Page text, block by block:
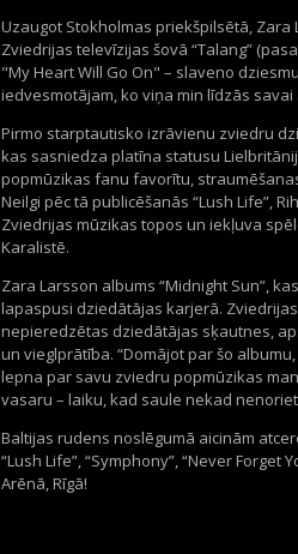
Uzaugot Stokholmas priekšpilsētā, Zara
Zviedrijas televīzijas šovā “Talang” (
"My Heart Will Go On" – slaveno
iedvesmotājam, ko viņa min līdzās savai
Pirmo starptautisko izrāvienu zviedru
kas sasniedza platīna statusu
popmūzikas fanu favorītu,
Neilgi pēctā publicēšanās “Lush Life”,
Zviedrijas mūzikas topos un iekļuva
Karalistē.
Zara Larsson albums “Midnight Sun”,
lapaspusi dziedātājas karjerā. Zviedrijas
nepieredzētas dziedātājas sķautnes,
un vieglprātība. “Domājotparšo albumu
lepna par savu zviedru popmūzikas
vasaru – laiku,kad saule nekad nenoriet
Baltijas rudens noslēgumā aicinām
“Lush Life”,“Symphony”,“Never Forget
Arēnā,Rīgā!